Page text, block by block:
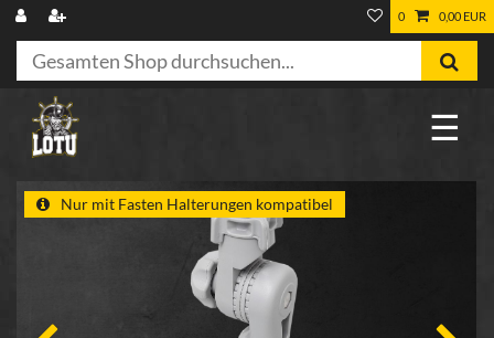
0 0,00 EUR
☰
Nur mit Fasten Halterungen kompatibel